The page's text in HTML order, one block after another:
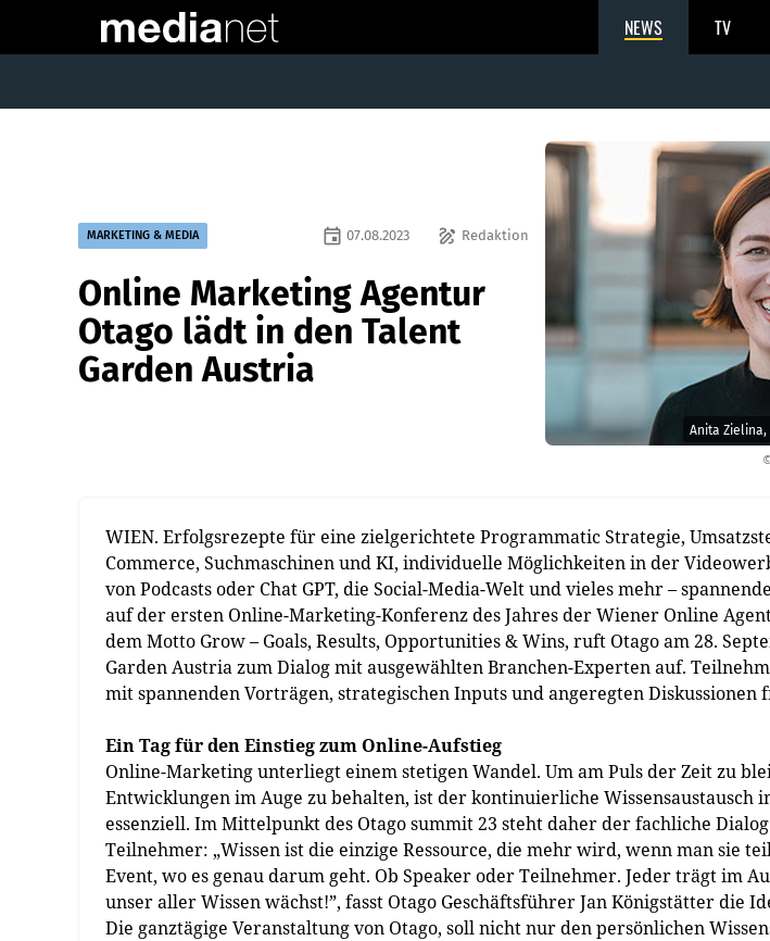
NEWS TV
Anita
MARKETING & MEDIA draw Redaktion
event 07.08.2023
Online Marketing Agentur
Otago lädt in den Talent
Garden Austria
WIEN. Erfolgsrezepte für eine zielgerichtete Programmatic Strategie,
Commerce, Suchmaschinen und KI, individuelle Möglichkeiten in der
von Podcasts oder Chat GPT, die Social-Media-Welt und vieles mehr –
auf der ersten Online-Marketing-Konferenz des Jahres der Wiener Online
dem Motto Grow – Goals, Results, Opportunities & Wins, ruft Otago am 28.
Garden Austria zum Dialog mit ausgewählten Branchen-Experten auf.
mit spannenden Vorträgen, strategischen Inputs und angeregten Diskussionen
Ein Tag für den Einstieg zum Online-Aufstieg
Online-Marketing unterliegt einem stetigen Wandel. Um am Puls der Zeit zu
Entwicklungen im Auge zu behalten, ist der kontinuierliche Wissensaustausch
essenziell. Im Mittelpunkt des Otago summit 23 steht daher der fachliche
Teilnehmer: „Wissen ist die einzige Ressource, die mehr wird, wenn man sie
Event, wo es genau darum geht. Ob Speaker oder Teilnehmer. Jeder trägt im
unser aller Wissen wächst!”, fasst Otago Geschäftsführer Jan Königstätter die
Die ganztägige Veranstaltung von Otago, soll nicht nur den persönlichen